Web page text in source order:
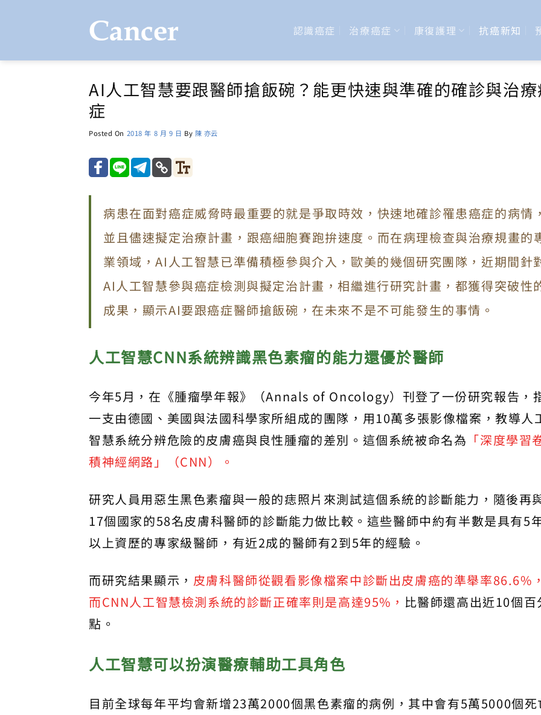
認識癌症 治療癌症 康復護理 抗癌新知
AI人工智慧要跟醫師搶飯碗？能更快速與準確的確診與治療
症
Posted On 2018 年 8 月 9 日 By 陳 亦云
病患在面對癌症威脅時最重要的就是爭取時效，快速地確診罹患癌症的病情，
並且儘速擬定治療計畫，跟癌細胞賽跑拚速度。而在病理檢查與治療規畫的
業領域，AI人工智慧已準備積極參與介入，歐美的幾個研究團隊，近期間針
AI人工智慧參與癌症檢測與擬定治計畫，相繼進行研究計畫，都獲得突破性
成果，顯示AI要跟癌症醫師搶飯碗，在未來不是不可能發生的事情。
人工智慧CNN系統辨識黑色素瘤的能力還優於醫師
今年5月，在《腫瘤學年報》（Annals of Oncology）刊登了一份研究報告，
一支由德國、美國與法國科學家所組成的團隊，用10萬多張影像檔案，教導人
智慧系統分辨危險的皮膚癌與良性腫瘤的差別。這個系統被命名為 「深度學習
積神經網路」（CNN）。
研究人員用惡生黑色素瘤與一般的痣照片來測試這個系統的診斷能力，隨後再
17個國家的58名皮膚科醫師的診斷能力做比較。這些醫師中約有半數是具有5
以上資歷的專家級醫師，有近2成的醫師有2到5年的經驗。
而研究結果顯示， 皮膚科醫師從觀看影像檔案中診斷出皮膚癌的準舉率86.6%，
而CNN人工智慧檢測系統的診斷正確率則是高達95%， 比醫師還高出近10個百
點。
人工智慧可以扮演醫療輔助工具角色
目前全球每年平均會新增23萬2000個黑色素瘤的病例，其中會有5萬5000個死